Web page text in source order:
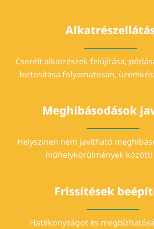
Cserélt alkatrészek felújítása,
biztosítása folyamatosan,
Meghibásodások
Helyszínen nem javítható
műhelykörülmények közötti
Frissítések
Hatékonyságot és